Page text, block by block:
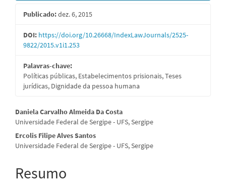
lateral
de
artigos
Publicado:dez. 6, 2015
DOI: https://doi.org/10.26668/IndexLawJournals/2525-
9822/2015.v1i1.253
Palavras-chave:
Políticas públicas, Estabelecimentos prisionais, Teses
jurídicas, Dignidade da pessoa humana
Conteúdo
do
artigo
principal
Daniela Carvalho Almeida Da Costa
Universidade Federal de Sergipe - UFS, Sergipe
Ercolis Filipe Alves Santos
Universidade Federal de Sergipe - UFS, Sergipe
Resumo